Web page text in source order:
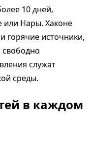
10 дней,
или Нары. Хаконе
горячие источники,
свободно
служат
среды.
в каждом